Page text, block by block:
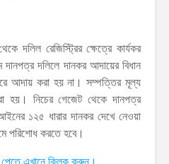
দলিল রেজিস্ট্রির ক্ষেত্রে কার্যকর
দলিলে দানকর আদায়ের বিধান
আদায় করা হয় না। সম্পত্তির মূল্য
হয়। নিচের গেজেট থেকে দানপত্র
১২৫ ধারার দানকর দেখে নেওয়া
পরিশোধ করতে হবে।